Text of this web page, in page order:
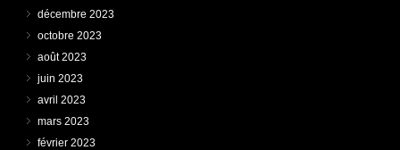
décembre 2023
octobre 2023
août 2023
juin 2023
avril 2023
mars 2023
février 2023